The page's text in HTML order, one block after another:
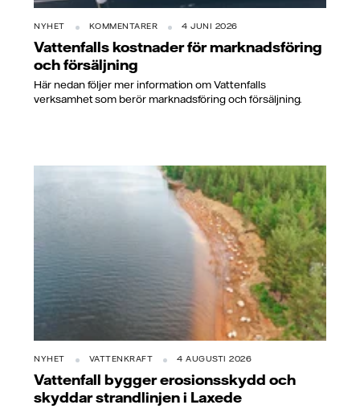
NYHET KOMMENTARER 4 JUNI 2026
Vattenfalls kostnader för marknadsföring
och försäljning
Här nedan följer mer information om Vattenfalls
verksamhet som berör marknadsföring och försäljning.
NYHET VATTENKRAFT 4 AUGUSTI 2026
Vattenfall bygger erosionsskydd och
skyddar strandlinjen i Laxede